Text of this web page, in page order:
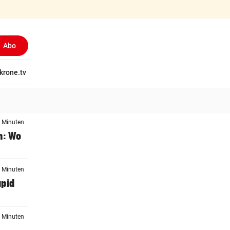
Abo
krone.tv
Minuten
Wo
Minuten
Minuten